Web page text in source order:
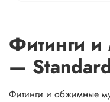
Фитинги
—
Фитинги и обжимные